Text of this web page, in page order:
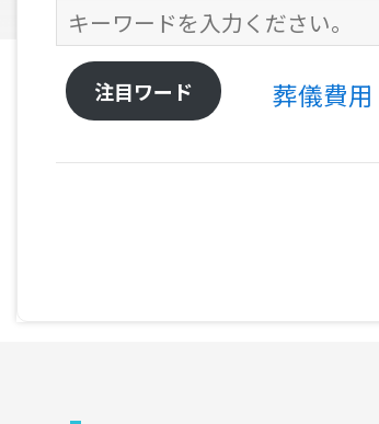
注目ワード 葬儀費用